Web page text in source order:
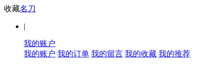
收藏名刀
|
我的账户
我的账户 我的订单 我的留言 我的收藏 我的推荐